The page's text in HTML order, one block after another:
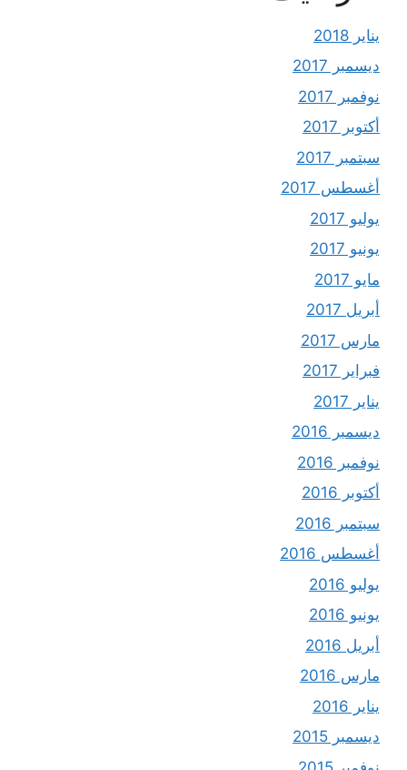
يناير 2018
ديسمبر 2017
نوفمبر 2017
أكتوبر 2017
سبتمبر 2017
أغسطس 2017
يوليو 2017
يونيو 2017
مايو 2017
أبريل 2017
مارس 2017
فبراير 2017
يناير 2017
ديسمبر 2016
نوفمبر 2016
أكتوبر 2016
سبتمبر 2016
أغسطس 2016
يوليو 2016
يونيو 2016
أبريل 2016
مارس 2016
يناير 2016
ديسمبر 2015